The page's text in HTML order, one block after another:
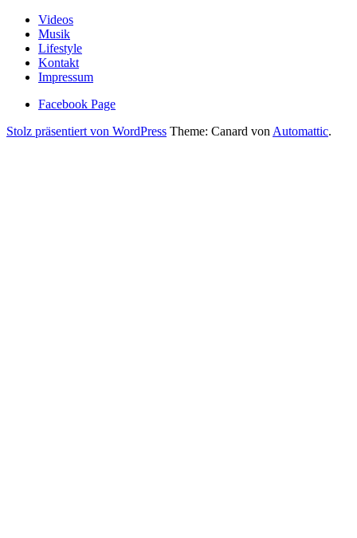
Videos
Musik
Lifestyle
Kontakt
Impressum
Facebook Page
Stolz präsentiert von WordPress Theme: Canard von Automattic.